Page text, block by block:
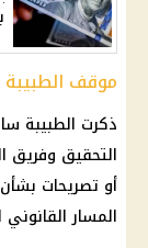
موقف
ذكرت الطبيبة
التحقيق وفريق
أو تصريحات
المسار